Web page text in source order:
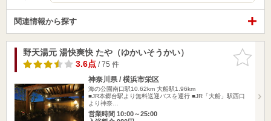
関連情報から探す
お気に入
りに追加
野天湯元 湯快爽快 たや（ゆかいそうかい）
3.6点/ 75 件
神奈川県 / 横浜市栄区
海の公園南口駅10.62km 大船駅1.96km
■JR本郷台駅より無料送迎バスを運行 ■JR「大船」駅西口
より神奈…
営業時間 10:00～25:00